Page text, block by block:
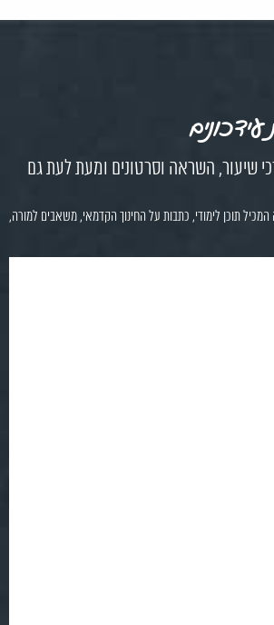
שיעור, השראה וסרטונים ומעת לעת גם
המכיל תוכן לימודי, כתבות על החינוך הקדמאי, משאבים למורה,